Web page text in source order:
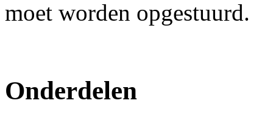
moet worden opgestuurd.
Onderdelen